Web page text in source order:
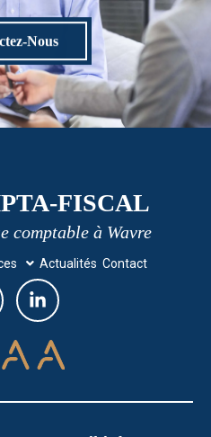
Nous
FISCAL
comptable à Wavre
Actualités Contact